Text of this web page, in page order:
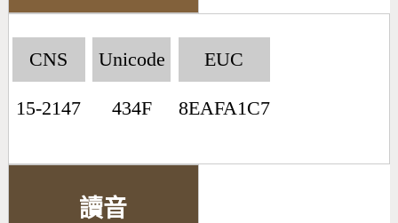
CNS
15-2147
Unicode
434F
EUC
8EAFA1C7
讀音